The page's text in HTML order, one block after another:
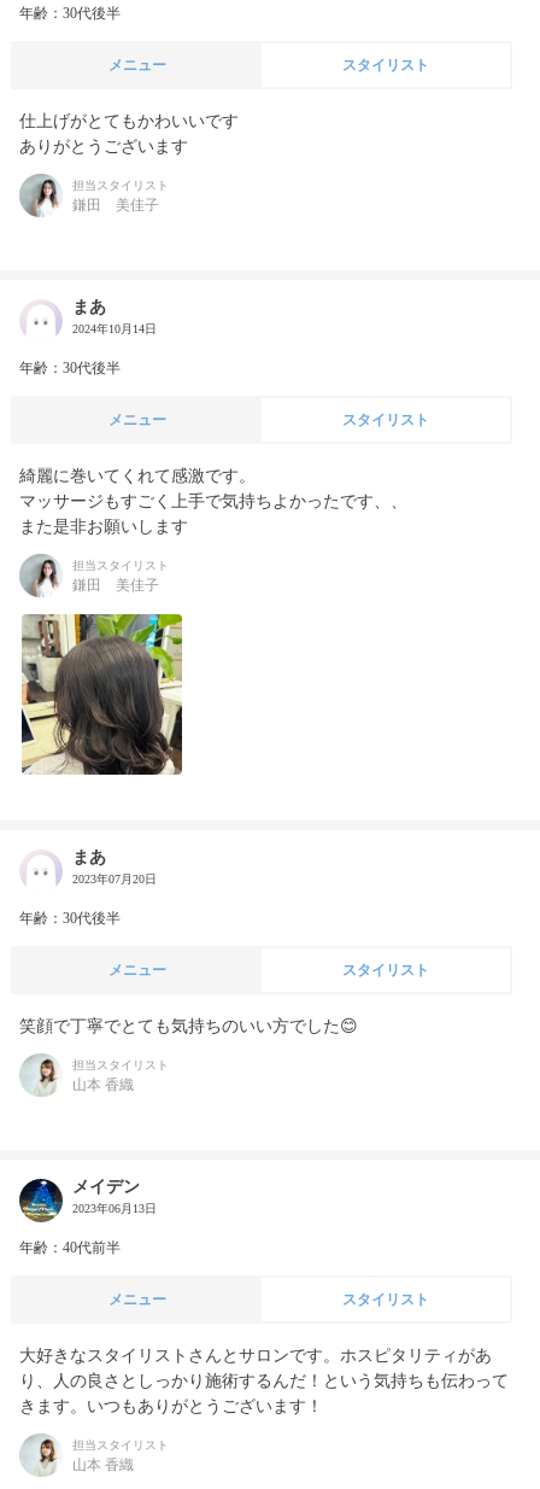
年齢：30代後半
メニュー スタイリスト
仕上げがとてもかわいいです
担当スタイリスト
鎌田 美佳子
まあ
2024年10月14日
年齢：30代後半
メニュー スタイリスト
綺麗に巻いてくれて感激です。
マッサージもすごく上手で気持ちよかったです、、
また是非お願いします
担当スタイリスト
鎌田 美佳子
まあ
2023年07月20日
年齢：30代後半
メニュー スタイリスト
笑顔で丁寧でとても気持ちのいい方でした😊
担当スタイリスト
山本 香織
メイデン
2023年06月13日
年齢：40代前半
メニュー スタイリスト
大好きなスタイリストさんとサロンです。ホスピタリティがあ
り、人の良さとしっかり施術するんだ！という気持ちも伝わって
きます。いつもありがとうございます！
担当スタイリスト
山本 香織